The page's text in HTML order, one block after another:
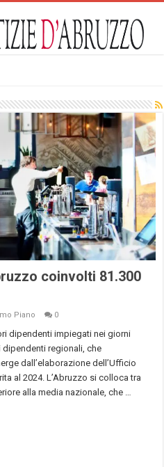
coinvolti 81.300
Piano 0
dipendenti impiegati nei giorni
dipendenti regionali, che
dall’elaborazione dell’Ufficio
al 2024. L’Abruzzo si colloca tra
alla media nazionale, che …